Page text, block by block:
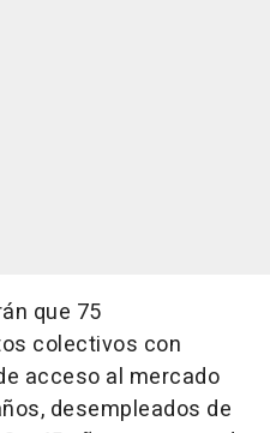
que 75
colectivos con
acceso al mercado
desempleados de